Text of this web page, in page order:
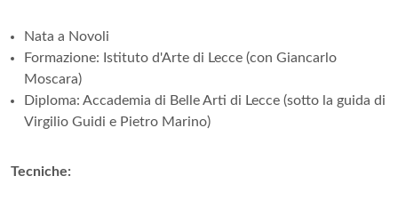
Nata a Novoli
Formazione: Istituto d'Arte di Lecce (con Giancarlo
Moscara)
Diploma: Accademia di Belle Arti di Lecce (sotto la guida di
Virgilio Guidi e Pietro Marino)
Tecniche: